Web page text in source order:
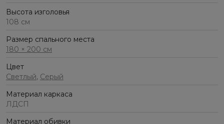
Высота изголовья
108 см
Размер спального места
180 × 200 см
Цвет
Светлый, Серый
Материал каркаса
ЛДСП
Материал обивки